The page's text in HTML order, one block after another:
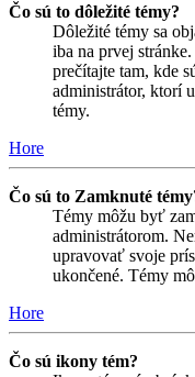
Čo sú to dôležité témy?
Dôležité témy sa
iba na prvej
prečítajte tam, kde
administrátor, ktorí
témy.
Hore
Čo sú to Zamknuté
Témy môžu byť
administrátorom.
upravovať svoje
ukončené. Témy
Hore
Čo sú ikony tém?